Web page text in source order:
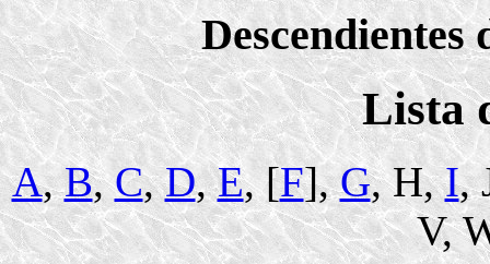
Descendientes
Lista
A,B,C,D,E, [F],G, H,I,
V,